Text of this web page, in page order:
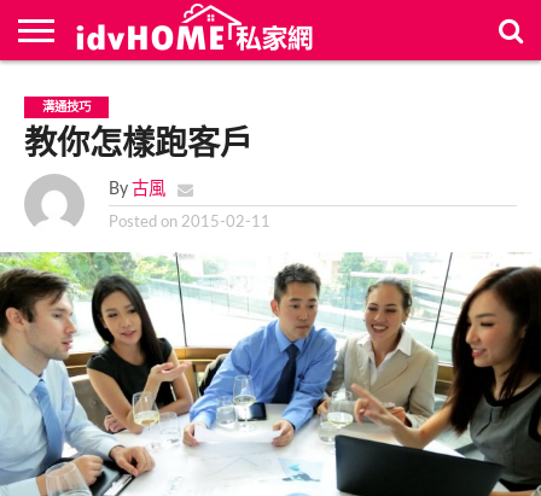
新
文
章
聯
絡
我
們
首
頁
溝通技巧
教你怎樣跑客戶
By 古風
Posted on 2015-02-11